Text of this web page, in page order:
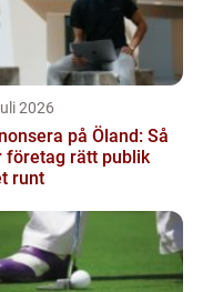
2026
på Öland: Så
företag rätt publik
runt